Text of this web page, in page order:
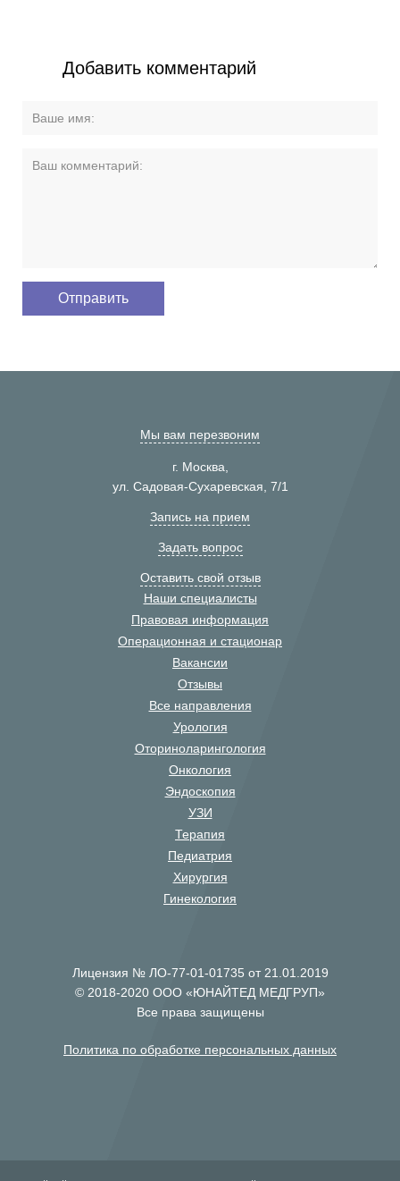
Добавить комментарий
Мы вам перезвоним
г. Москва,
ул. Садовая-Сухаревская, 7/1
Запись на прием
Задать вопрос
Оставить свой отзыв
Наши специалисты
Правовая информация
Операционная и стационар
Вакансии
Отзывы
Все направления
Урология
Оториноларингология
Онкология
Эндоскопия
УЗИ
Терапия
Педиатрия
Хирургия
Гинекология
Лицензия № ЛО-77-01-01735 от 21.01.2019
© 2018-2020 ООО «ЮНАЙТЕД МЕДГРУП»
Все права защищены
Политика по обработке персональных данных